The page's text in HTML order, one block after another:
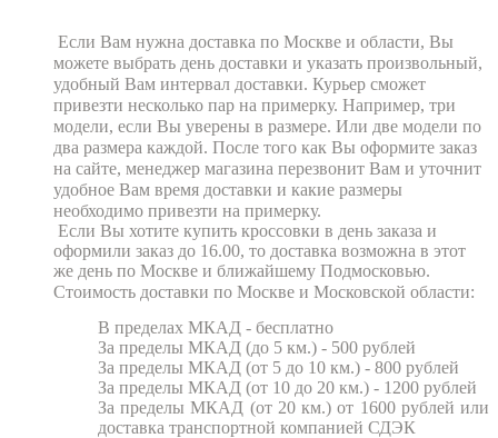
Если Вам нужна доставка по Москве и области, Вы
можете выбрать день доставки и указать произвольный,
удобный Вам интервал доставки. Курьер сможет
привезти несколько пар на примерку. Например, три
модели, если Вы уверены в размере. Или две модели по
два размера каждой. После того как Вы оформите заказ
на сайте, менеджер магазина перезвонит Вам и уточнит
удобное Вам время доставки и какие размеры
необходимо привезти на примерку.
Если Вы хотите купить кроссовки в день заказа и
оформили заказ до 16.00, то доставка возможна в этот
же день по Москве и ближайшему Подмосковью.
Стоимость доставки по Москве и Московской области:
В пределах МКАД - бесплатно
За пределы МКАД (до 5 км.) - 500 рублей
За пределы МКАД (от 5 до 10 км.) - 800 рублей
За пределы МКАД (от 10 до 20 км.) - 1200 рублей
За пределы МКАД (от 20 км.) от 1600 рублей или
доставка транспортной компанией СДЭК